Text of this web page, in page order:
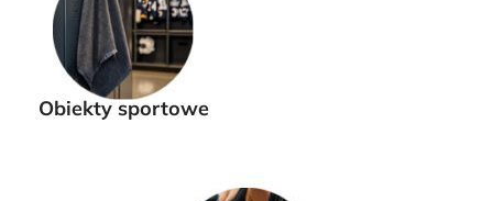
Obiekty sportowe